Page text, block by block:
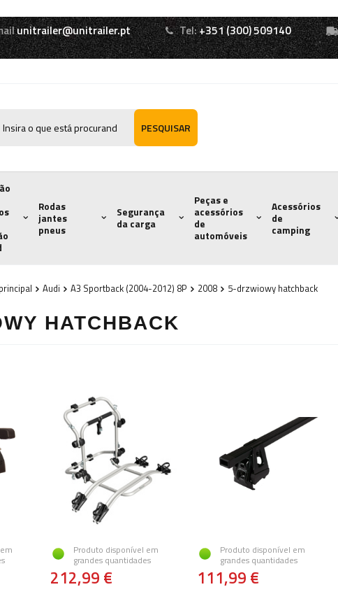
unitrailer@unitrailer.pt Tel:+351 (300) 509140
PESQUISAR
Rodas
jantes
pneus
Segurança
da carga
Peças e
acessórios
de
automóveis
Acessórios
de
camping
Audi A3 Sportback (2004-2012) 8P 2008 5-drzwiowy hatchback
HATCHBACK
Produto disponível em
grandes quantidades
212,99 €
Produto disponível em
grandes quantidades
111,99 €